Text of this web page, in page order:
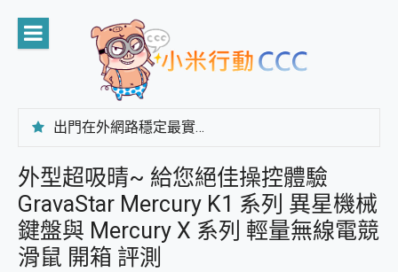
content
出門在外網路穩定最實在 「台灣大哥大」榮獲 4G/5G 在線率全球 NO.3 全台第一與全台六冠王實測心得，走到哪順到哪！
CP 值天花板~ Bongcom BS5 足球君開箱~ 短焦投影機 3千元就能擁有！ 折扣碼在這～
專為 PC上的 XBOX和掌機設計的 FireCuda X1070 SSD 固態硬碟開箱 評測
台灣製攝影機在這裡，100%全無線設計 SpotCam Solo Eco 太陽能防水雲端攝影機 SpotCam Solo 3 2.5K高畫質戶外攝影機 開箱 評測
電力超超超持久 MSI 微星 Prestige 14 AI+ D3MG-031TW 14吋 開箱評價，AI輕薄商務筆電 Copilot+ PC
超懂拍、耐用 AI 街拍機~ realme 16 Pro 開箱評價~ 2 億畫素 LumaColor 影像、持久續航與 IP69K 高防護
外型超吸晴~ 給您絕佳操控體驗
GravaStar Mercury K1 系列 異星機械
鍵盤與 Mercury X 系列 輕量無線電競
滑鼠 開箱 評測